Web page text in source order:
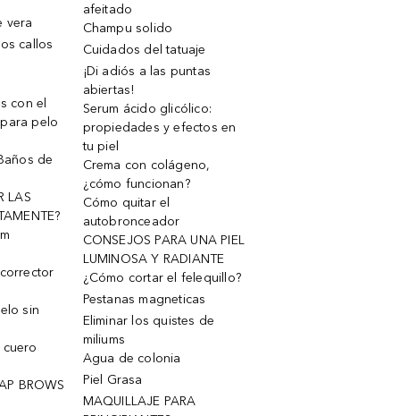
vera
callos
con el
pelo
de
LAS
sin
cuero
BROWS
afeitado
Champu solido
Cuidados del tatuaje
¡Di adiós a las puntas
abiertas!
Serum ácido glicólico:
propiedades y efectos en
tu piel
Crema con colágeno,
¿cómo funcionan?
Cómo quitar el
autobronceador
CONSEJOS PARA UNA PIEL
LUMINOSA Y RADIANTE
¿Cómo cortar el felequillo?
Pestanas magneticas
Eliminar los quistes de
miliums
Agua de colonia
Piel Grasa
MAQUILLAJE PARA